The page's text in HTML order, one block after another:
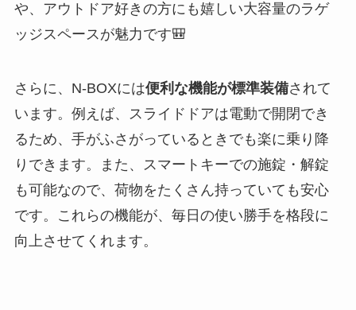
や、アウトドア好きの方にも嬉しい大容量のラゲ
ッジスペースが魅力です🎒
さらに、N-BOXには便利な機能が標準装備されて
います。例えば、スライドドアは電動で開閉でき
るため、手がふさがっているときでも楽に乗り降
りできます。また、スマートキーでの施錠・解錠
も可能なので、荷物をたくさん持っていても安心
です。これらの機能が、毎日の使い勝手を格段に
向上させてくれます。